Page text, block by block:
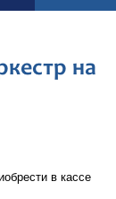
на
в кассе